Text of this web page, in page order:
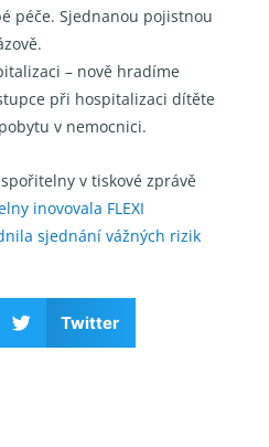
péče. Sjednanou pojistnou
– nově hradíme
při hospitalizaci dítěte
v nemocnici.
v tiskové zprávě
inovovala FLEXI
sjednání vážných rizik
Twitter